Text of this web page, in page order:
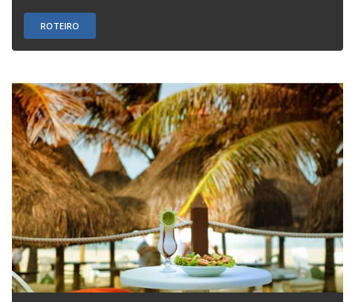
ROTEIRO